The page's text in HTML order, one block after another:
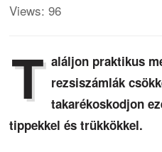
Views: 96
T aláljon praktikus
rezsiszámlák
takarékoskodjon
tippekkel és trükkökkel.